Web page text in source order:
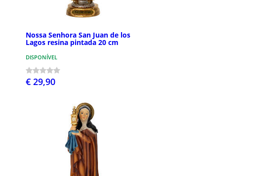
Nossa Senhora San Juan de los
Lagos resina pintada 20 cm
DISPONÍVEL
€ 29,90